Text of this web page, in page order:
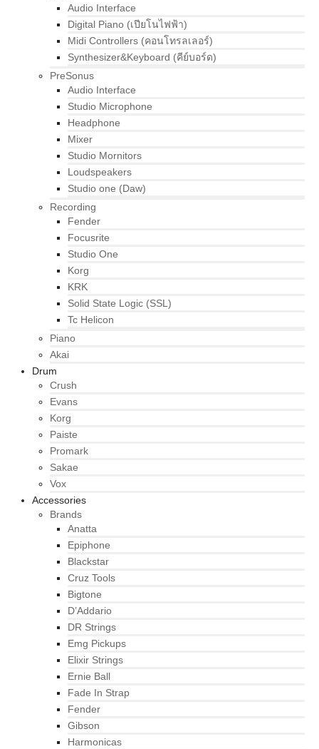
Audio Interface
Digital Piano (เปียโนไฟฟ้า)
Midi Controllers (คอนโทรลเลอร์)
Synthesizer&Keyboard (คีย์บอร์ด)
PreSonus
Audio Interface
Studio Microphone
Headphone
Mixer
Studio Mornitors
Loudspeakers
Studio one (Daw)
Recording
Fender
Focusrite
Studio One
Korg
KRK
Solid State Logic (SSL)
Tc Helicon
Piano
Akai
Drum
Crush
Evans
Korg
Paiste
Promark
Sakae
Vox
Accessories
Brands
Anatta
Epiphone
Blackstar
Cruz Tools
Bigtone
D’Addario
DR Strings
Emg Pickups
Elixir Strings
Ernie Ball
Fade In Strap
Fender
Gibson
Harmonicas